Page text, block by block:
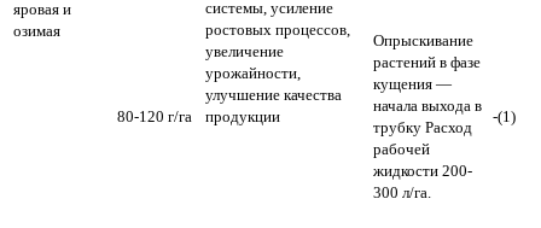
яровая и
озимая
системы, усиление
ростовых процессов,
увеличение
урожайности,
улучшение качества
продукции
80-120 г/га
Опрыскивание
растений в фазе
кущения —
начала выхода в
трубку Расход
рабочей
жидкости 200-
300 л/га.
-(1)